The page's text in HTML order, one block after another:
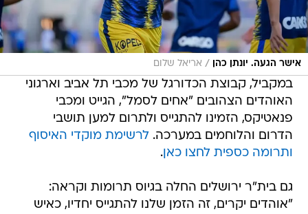
אישר הגעה. יונתן כהן / אריאל שלום
במקביל, קבוצת הכדורגל של מכבי תל אביב וארגוני
האוהדים הצהובים "אחים לסמל", הגייט ומכבי
פנאטיקס, הזמינו להתגייס ולתרום למען תושבי
הדרום והלוחמים במערכה.לרשימת מוקדי האיסוף
ותרומה כספית לחצו כאן.
גם בית"ר ירושלים החלה בגיוס תרומות וקראה:
"אוהדים יקרים, זה הזמן שלנו להתגייס יחדיו, כאיש